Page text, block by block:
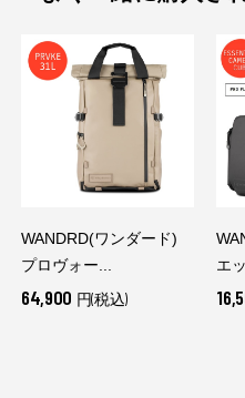
WANDRD(ワンダード)
プロヴォー...
64,900 円(税込)
エ